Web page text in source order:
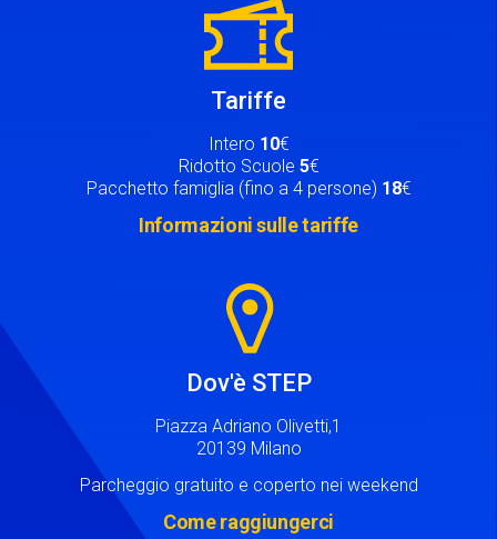
Tariffe
Intero 10€
Ridotto Scuole 5€
Pacchetto famiglia (fino a 4 persone) 18€
Informazioni sulle tariffe
Dov'è STEP
Piazza Adriano Olivetti,1
20139 Milano
Parcheggio gratuito e coperto nei weekend
Come raggiungerci